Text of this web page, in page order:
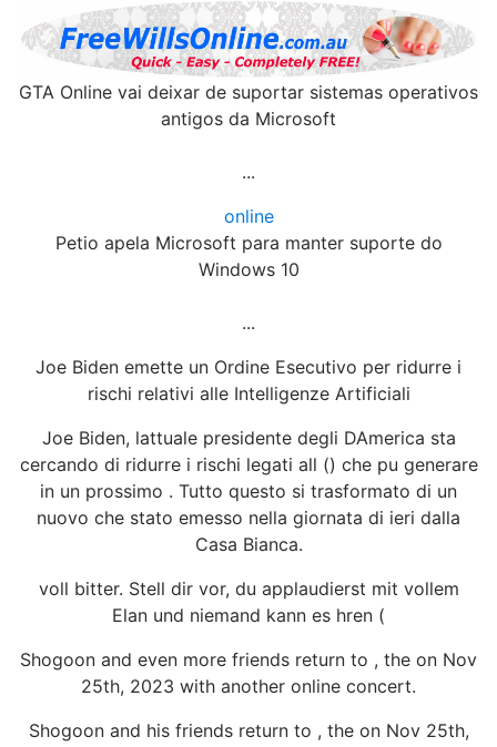
GTA Online vai deixar de suportar sistemas operativos
antigos da Microsoft
...
online
Petio apela Microsoft para manter suporte do
Windows 10
...
Joe Biden emette un Ordine Esecutivo per ridurre i
rischi relativi alle Intelligenze Artificiali
Joe Biden, lattuale presidente degli DAmerica sta
cercando di ridurre i rischi legati all () che pu generare
in un prossimo . Tutto questo si trasformato di un
nuovo che stato emesso nella giornata di ieri dalla
Casa Bianca.
voll bitter. Stell dir vor, du applaudierst mit vollem
Elan und niemand kann es hren (
Shogoon and even more friends return to , the on Nov
25th, 2023 with another online concert.
Shogoon and his friends return to , the on Nov 25th,